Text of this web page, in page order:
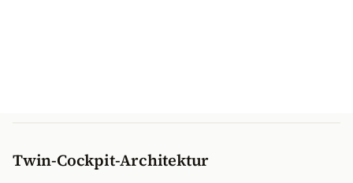
Twin-Cockpit-Architektur